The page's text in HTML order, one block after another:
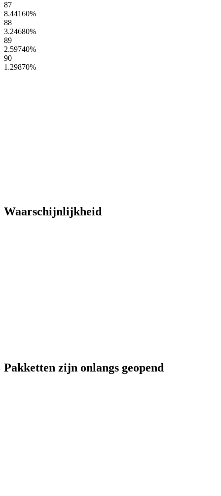
87
8.44160%
88
3.24680%
89
2.59740%
90
1.29870%
Waarschijnlijkheid
Pakketten zijn onlangs geopend